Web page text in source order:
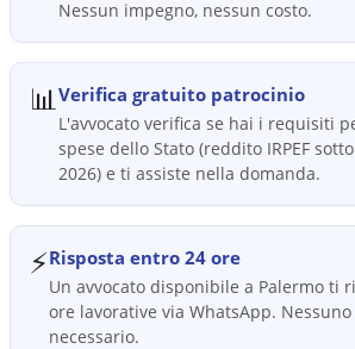
Nessun impegno, nessun costo.
📊Verifica gratuito patrocinio
L'avvocato verifica se hai i requisiti
spese dello Stato (reddito IRPEF
2026) e ti assiste nella domanda.
⚡Risposta entro 24 ore
Un avvocato disponibile a Palermo ti
ore lavorative via WhatsApp.
necessario.